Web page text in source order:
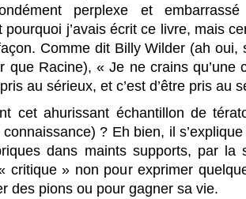
perplexe et
pourquoi j’avais écrit ce livre, mais
Comme dit Billy Wilder (ah oui,
que Racine), « Je ne crains qu’une
au sérieux, et c’est d’être pris au
cet ahurissant échantillon de
? Eh bien, il
dans maints supports, par la
critique » non pour exprimer
des pions ou pour gagner sa vie.